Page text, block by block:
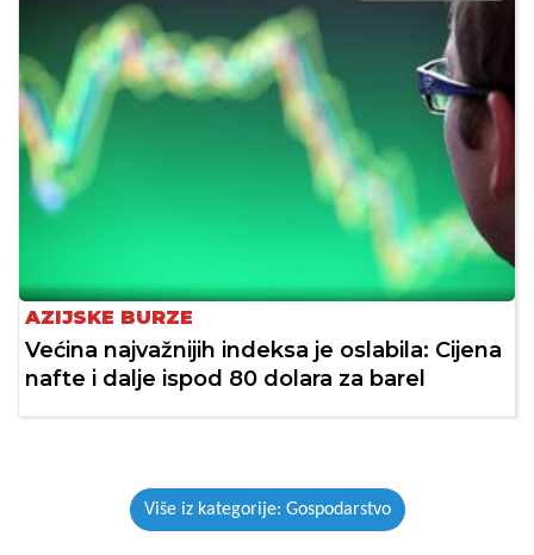
AZIJSKE BURZE
Većina najvažnijih indeksa je oslabila: Cijena
nafte i dalje ispod 80 dolara za barel
Više iz kategorije: Gospodarstvo